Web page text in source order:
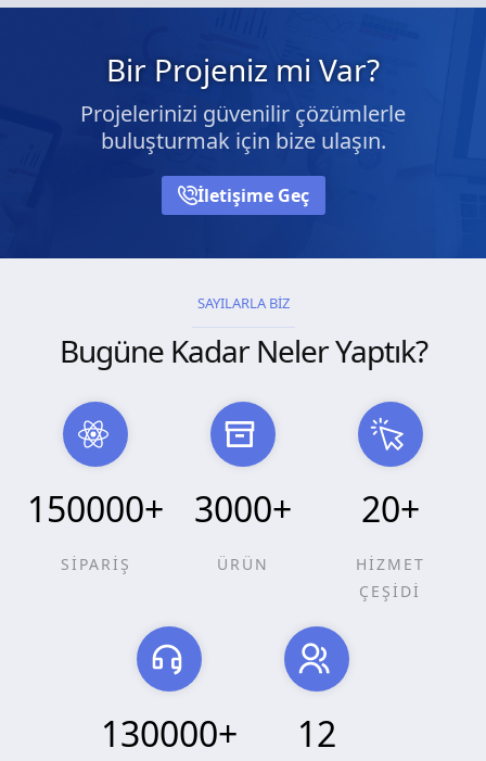
Bir Projeniz mi Var?
Projelerinizi güvenilir çözümlerle
buluşturmak için bize ulaşın.
İletişime Geç
SAYILARLA BİZ
Bugüne Kadar Neler Yaptık?
150000+
SİPARİŞ
3000+
ÜRÜN
20+
HİZMET
ÇEŞİDİ
130000+ 12